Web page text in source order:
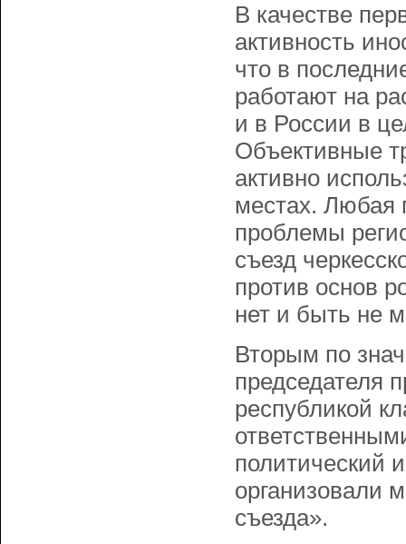
В качестве
активность
что в
работают на
и в России в
Объективные
активно
местах. Любая
проблемы
съезд
против основ
нет и быть не
Вторым по
председателя
республикой
политический
организовали
съезда».